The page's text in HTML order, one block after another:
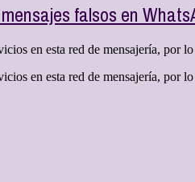
falsos en
en esta red de mensajería, por
en esta red de mensajería,